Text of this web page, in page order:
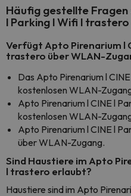
Häufig gestellte Fragen
l Parking l Wifi l trastero
Verfügt Apto Pirenarium l
trastero über WLAN-
Das Apto Pirenarium l
kostenlosen WLAN-
Apto Pirenarium l CINE l
kostenlosen WLAN-
Apto Pirenarium l CINE l
über WLAN-Zugang.
Sind Haustiere im Apto
l trastero erlaubt?
Haustiere sind im Apto